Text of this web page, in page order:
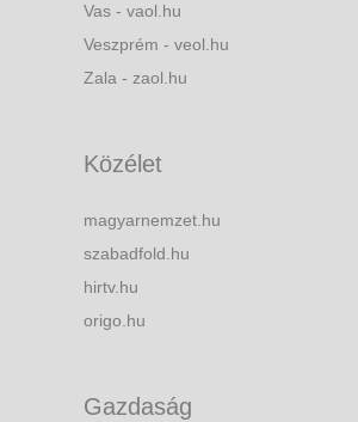
Vas - vaol.hu
Veszprém - veol.hu
Zala - zaol.hu
Közélet
magyarnemzet.hu
szabadfold.hu
hirtv.hu
origo.hu
Gazdaság